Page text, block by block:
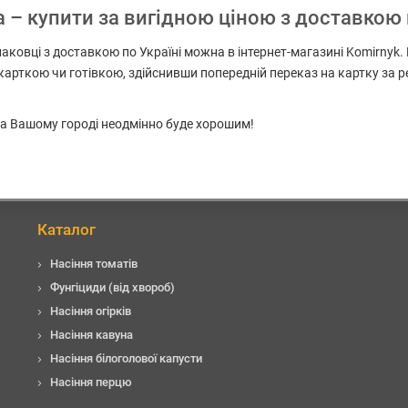
купити за вигідною ціною з доставкою
з доставкою по Україні можна в інтернет-магазині
чи готівкою, здійснивши попередній переказ на картку
Вашому городі неодмінно буде хорошим!
Каталог
Насіння томатів
Фунгіциди (від хвороб)
Насіння огірків
Насіння кавуна
Насіння білоголової капусти
Насіння перцю